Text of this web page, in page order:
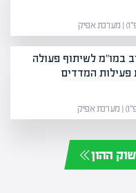
במו"מ לשיתוף פעולה
פעילות המדדים
ההון